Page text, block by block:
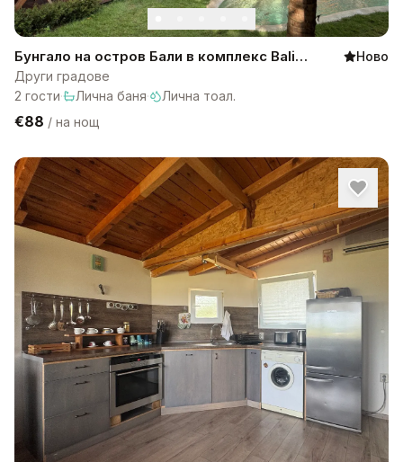
Бунгало на остров Бали в комплекс Bali
Lagoon
Ново
Други градове
2 гости· Лична баня· Лична тоал.
€88 / на нощ